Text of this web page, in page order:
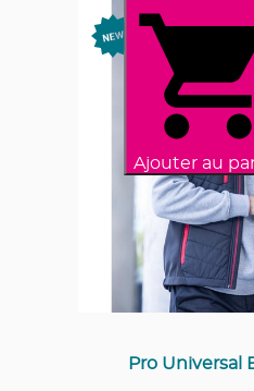
Ajouter au
Pro Universal